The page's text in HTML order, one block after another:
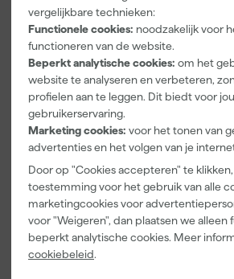
vergelijkbare technieken:
Functionele cookies: noodzakelijk voor
functioneren van de website.
Beperkt analytische cookies: om het
website te analyseren en verbeteren,
profielen aan te leggen. Dit biedt voor
gebruikerservaring.
Marketing cookies: voor het tonen van
advertenties en het volgen van je
Door op "Cookies accepteren" te
toestemming voor het gebruik van alle
marketingcookies voor
voor "Weigeren", dan plaatsen we alleen
beperkt analytische cookies. Meer
cookiebeleid.
30 Masker
met
textieltape
Premium Plus
- Blauw -
300mm x
20m
Morgen
bezorgd
5,29
incl. BTW
Verfbak -
12cm Roller -
0,5L + 5
Inzetbakken
Morgen
bezorgd
3, 99
incl. BTW
Onze Top 10